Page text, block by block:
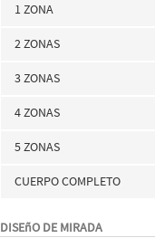
1 ZONA
2 ZONAS
3 ZONAS
4 ZONAS
5 ZONAS
CUERPO COMPLETO
DISEñO DE MIRADA